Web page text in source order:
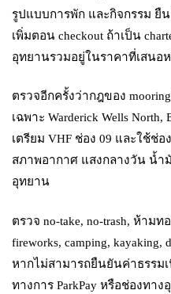
รูปแบบการพัก และกิจกรรม ยื
เพิ่มตอน checkout ถ้าเป็น
อุทยานรวมอยู่ในราคาที่เสนอ
ตรวจอีกครั้งว่ากฎของ
เฉพาะ Warderick Wells North,
เตรียม VHF ช่อง 09 และใช้ช่
สภาพอากาศ แสงกลางวัน น้ำ
อุทยาน
ตรวจ no-take, no-trash, ห้าม
fireworks, camping, kayaking,
หากไม่สามารถยืนยันค่าธรรม
ทางการ ParkPay หรือช่องทา